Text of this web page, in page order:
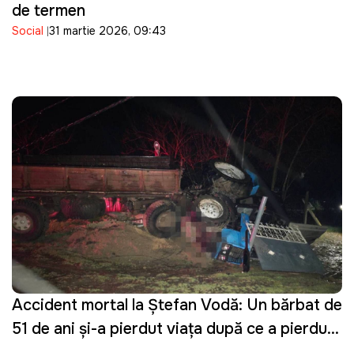
de termen
Social 31 martie 2026, 09:43
Accident mortal la Ștefan Vodă: Un bărbat de
51 de ani și-a pierdut viața după ce a pierdut